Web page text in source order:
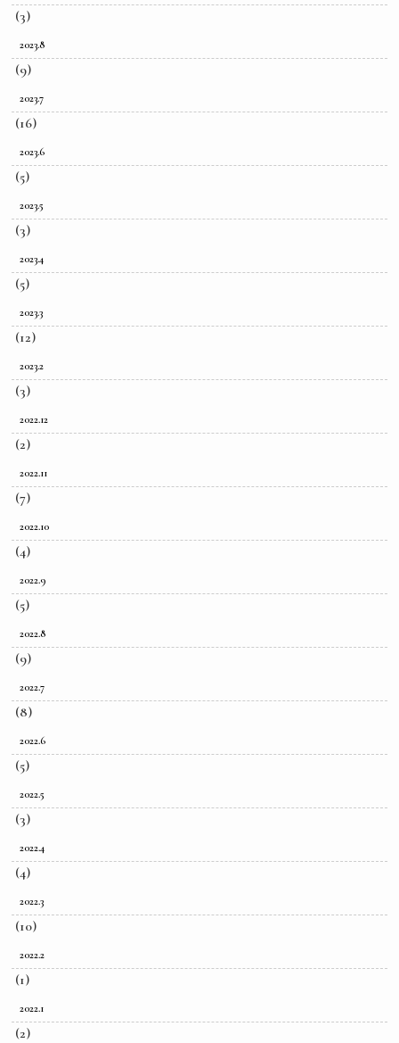
(3)
2023.8
(9)
2023.7
(16)
2023.6
(5)
2023.5
(3)
2023.4
(5)
2023.3
(12)
2023.2
(3)
2022.12
(2)
2022.11
(7)
2022.10
(4)
2022.9
(5)
2022.8
(9)
2022.7
(8)
2022.6
(5)
2022.5
(3)
2022.4
(4)
2022.3
(10)
2022.2
(1)
2022.1
(2)